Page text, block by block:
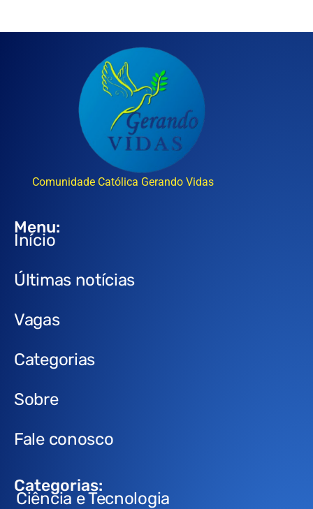
Comunidade Católica Gerando Vidas
Menu:
Início
Últimas notícias
Vagas
Categorias
Sobre
Fale conosco
Categorias:
Ciência e Tecnologia